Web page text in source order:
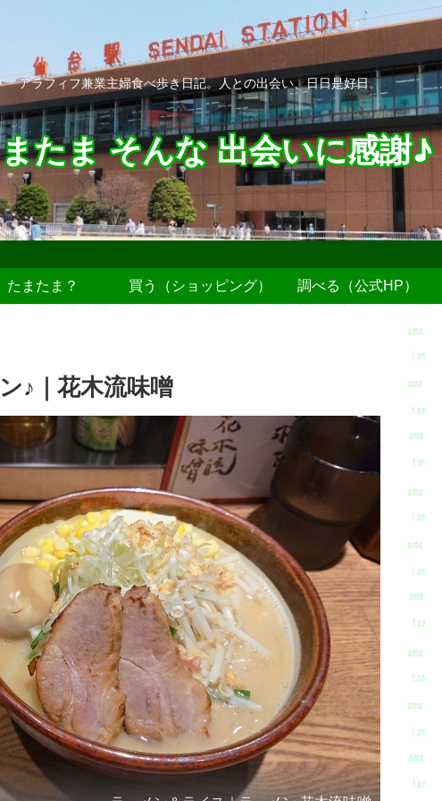
アラフィフ兼業主婦食べ歩き日記。人との出会い、日日是好日。
たま そんな 出会いに感謝♪
たまたま？ 買う（ショッピング） 調べる（公式HP）
♪｜花木流味噌